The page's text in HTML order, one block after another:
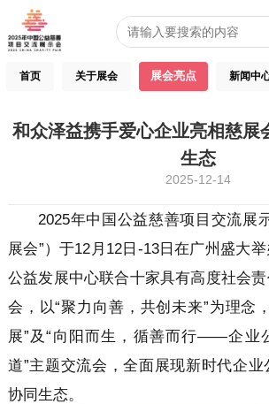
首页 关于展会 展会亮点 新闻中
和众泽益携手爱心企业亮相慈展
生态
2025-12-14
2025年中国公益慈善项目交流展
展会”）于12月12日-13日在广州盛大
公益发展中心联合十家具有高度社会
会，以“聚力向善，共创未来”为理念
展”及“向阳而生，循善而行——企业
道”主题交流会，全面展现新时代企
协同生态。